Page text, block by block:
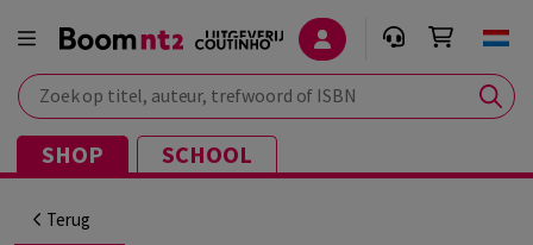
Zoek op titel, auteur, trefwoord of ISBN
SHOP SCHOOL
Terug